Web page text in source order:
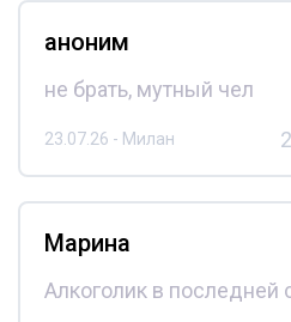
аноним
не брать, мутный чел
23.07.26 - Милан
Марина
Алкоголик в последней